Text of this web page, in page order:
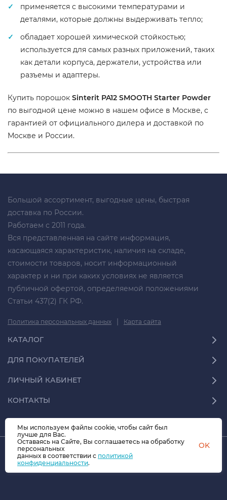
применяется с высокими температурами и
деталями, которые должны выдерживать тепло;
обладает хорошей химической стойкостью;
используется для самых разных приложений, таких
как детали корпуса, держатели, устройства или
разъемы и адаптеры.
Купить порошок Sinterit PA12 SMOOTH Starter Powder
по выгодной цене можно в нашем офисе в Москве, с
гарантией от официального дилера и доставкой по
Москве и России.
Большой ассортимент, выгодные цены, быстрая
доставка по России.
Работаем с 2011 года.
Вся представленная на сайте информация,
касающаяся характеристик, наличия на складе,
стоимости товаров, носит информационный
характер и ни при каких условиях не является
публичной офертой, определяемой положениями
Статьи 437(2) ГК РФ.
Политика персональных данных | Карта сайта
КАТАЛОГ
ДЛЯ ПОКУПАТЕЛЕЙ
ЛИЧНЫЙ КАБИНЕТ
КОНТАКТЫ
© 2026 СФЕРА-70.07 Все права защищены
Мы используем файлы cookie, чтобы сайт был
лучше для Вас.
Оставаясь на Сайте, Вы соглашаетесь на обработку
персональных
данных в соответствии с политикой
конфиденциальности.
OK